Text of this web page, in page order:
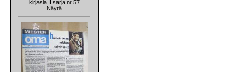
kirjasia II sarja nr 57
Näytä